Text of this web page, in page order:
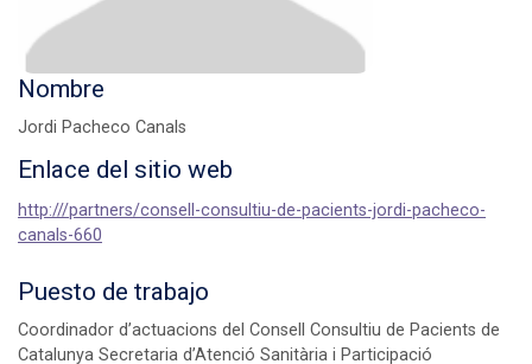
Nombre
Jordi Pacheco Canals
Enlace del sitio web
http:///partners/consell-consultiu-de-pacients-jordi-pacheco-
canals-660
Puesto de trabajo
Coordinador d’actuacions del Consell Consultiu de Pacients de
Catalunya Secretaria d’Atenció Sanitària i Participació